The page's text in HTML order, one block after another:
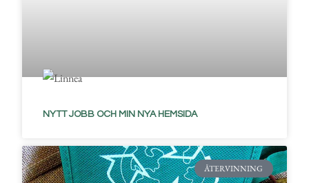
NYTT JOBB OCH MIN NYA HEMSIDA
ÅTERVINNING